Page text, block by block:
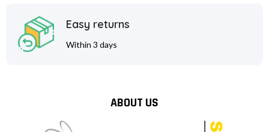
Easy returns
Within 3 days
ABOUT US